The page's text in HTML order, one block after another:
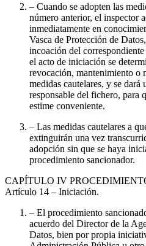
– Cuando se adopten las
número anterior, el inspector
inmediatamente en
Vasca de Protección de
incoación del
el acto de iniciación se
revocación, mantenimiento o
medidas cautelares, y se
responsable del fichero, para
estime conveniente.
– Las medidas cautelares a
extinguirán una vez
adopción sin que se haya
procedimiento sancionador.
CAPÍTULO IV
Artículo 14 – Iniciación.
– El procedimiento
acuerdo del Director de la
Datos, bien por propia